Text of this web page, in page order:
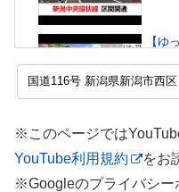
【ゆ
116
4K 新
大
ラカ
※このページでは
YouTube利用規約
をお
※Googleのプライバシー